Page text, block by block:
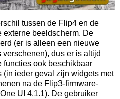
tussen de Flip4 en de
beeldscherm. De
(er is alleen een nieuwe
dus er is altijd
functies ook beschikbaar
(in ieder geval zijn widgets met
na de Flip3-firmware-
UI 4.1.1). De gebruiker